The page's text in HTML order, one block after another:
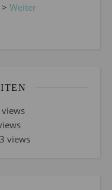
Weiter
views